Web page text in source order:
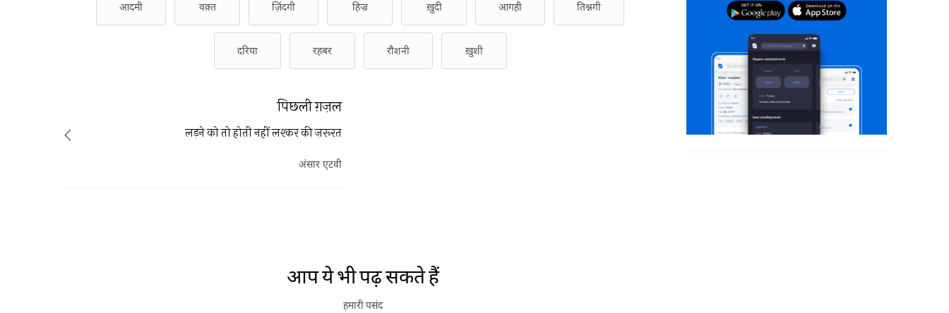
आदमी वक़्त ज़िंदगी हिज्र ख़ुदी आगही तिश्नगी
दरिया रहबर रौशनी ख़ुशी
पिछली ग़ज़ल
लड़ने को तो होती नहीं लश्कर की ज़रूरत
अंसार एटवी
आप ये भी पढ़ सकते हैं
हमारी पसंद